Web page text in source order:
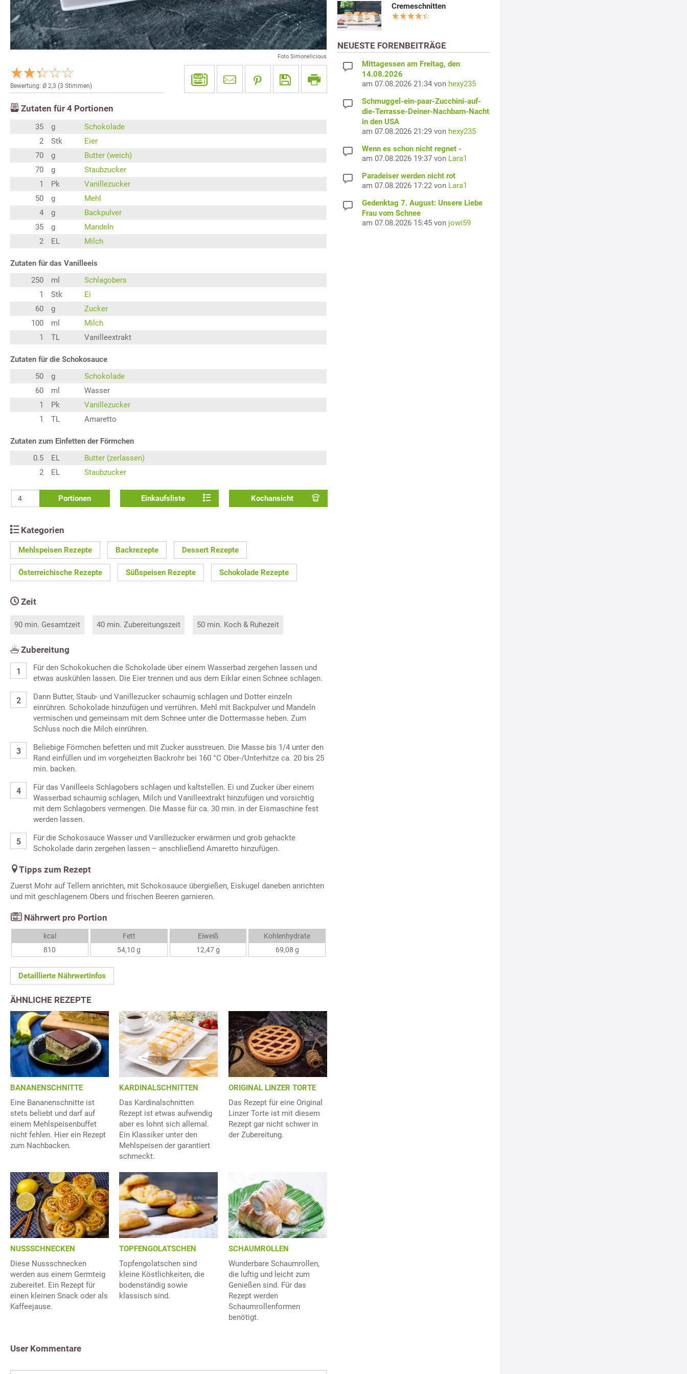
Foto Simonelicious
Bewertung: Ø 2,3 (3 Stimmen)
Zutaten für 4 Portionen
35 g
Schokolade
2
Stk
Eier
70
g
Butter (weich)
70
g
Staubzucker
1
Pk
Vanillezucker
50
g
Mehl
4
g
Backpulver
35
g
Mandeln
2
EL Milch
Zutaten für das Vanilleeis
250
ml
Schlagobers
1
Stk
Ei
60
g
Zucker
100
ml
Milch
1
TL Vanilleextrakt
Zutaten für die Schokosauce
50
g
Schokolade
60
ml
Wasser
1
Pk
Vanillezucker
1
TL Amaretto
Zutaten zum Einfetten der Förmchen
0.5
EL
Butter (zerlassen)
2
EL Staubzucker
Portionen Einkaufsliste Kochansicht
Kategorien
Mehlspeisen Rezepte Backrezepte Dessert Rezepte
Österreichische Rezepte Süßspeisen Rezepte Schokolade Rezepte
Zeit
90 min. Gesamtzeit 40 min. Zubereitungszeit 50 min. Koch & Ruhezeit
Zubereitung
Für den Schokokuchen die Schokolade über einem Wasserbad zergehen lassen und
etwas auskühlen lassen. Die Eier trennen und aus dem Eiklar einen Schnee schlagen.
Dann Butter, Staub- und Vanillezucker schaumig schlagen und Dotter einzeln
einrühren. Schokolade hinzufügen und verrühren. Mehl mit Backpulver und Mandeln
vermischen und gemeinsam mit dem Schnee unter die Dottermasse heben. Zum
Schluss noch die Milch einrühren.
Beliebige Förmchen befetten und mit Zucker ausstreuen. Die Masse bis 1/4 unter den
Rand einfüllen und im vorgeheizten Backrohr bei 160 °C Ober-/Unterhitze ca. 20 bis 25
min. backen.
Für das Vanilleeis Schlagobers schlagen und kaltstellen. Ei und Zucker über einem
Wasserbad schaumig schlagen, Milch und Vanilleextrakt hinzufügen und vorsichtig
mit dem Schlagobers vermengen. Die Masse für ca. 30 min. in der Eismaschine fest
werden lassen.
Für die Schokosauce Wasser und Vanillezucker erwärmen und grob gehackte
Schokolade darin zergehen lassen – anschließend Amaretto hinzufügen.
Tipps zum Rezept
Zuerst Mohr auf Tellern anrichten, mit Schokosauce übergießen, Eiskugel daneben anrichten
und mit geschlagenem Obers und frischen Beeren garnieren.
Nährwert pro Portion
kcal
810
Fett
54,10 g
Eiweiß
12,47 g
Kohlenhydrate
69,08 g
Detaillierte Nährwertinfos
ÄHNLICHE REZEPTE
BANANENSCHNITTE
Eine Bananenschnitte ist
stets beliebt und darf auf
einem Mehlspeisenbuffet
nicht fehlen. Hier ein Rezept
zum Nachbacken.
KARDINALSCHNITTEN
Das Kardinalschnitten
Rezept ist etwas aufwendig
aber es lohnt sich allemal.
Ein Klassiker unter den
Mehlspeisen der garantiert
schmeckt.
ORIGINAL LINZER TORTE
Das Rezept für eine Original
Linzer Torte ist mit diesem
Rezept gar nicht schwer in
der Zubereitung.
NUSSSCHNECKEN
Diese Nussschnecken
werden aus einem Germteig
zubereitet. Ein Rezept für
einen kleinen Snack oder als
Kaffeejause.
TOPFENGOLATSCHEN
Topfengolatschen sind
kleine Köstlichkeiten, die
bodenständig sowie
klassisch sind.
SCHAUMROLLEN
Wunderbare Schaumrollen,
die luftig und leicht zum
Genießen sind. Für das
Rezept werden
Schaumrollenformen
benötigt.
User Kommentare
Cremeschnitten
NEUESTE FORENBEITRÄGE
Mittagessen am Freitag, den
14.08.2026
am 07.08.2026 21:34 von hexy235
Schmuggel-ein-paar-Zucchini-auf-
die-Terrasse-Deiner-Nachbarn-Nacht
in den USA
am 07.08.2026 21:29 von hexy235
Wenn es schon nicht regnet -
am 07.08.2026 19:37 von Lara1
Paradeiser werden nicht rot
am 07.08.2026 17:22 von Lara1
Gedenktag 7. August: Unsere Liebe
Frau vom Schnee
am 07.08.2026 15:45 von jowi59